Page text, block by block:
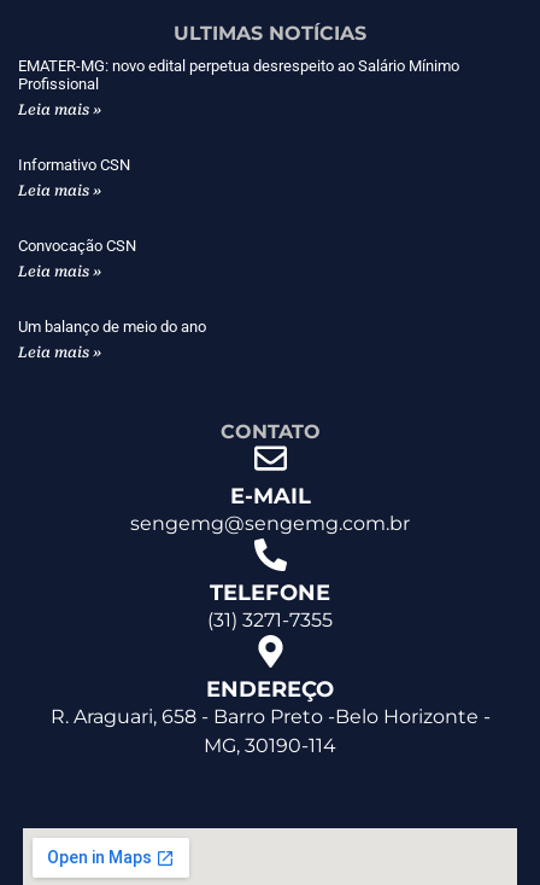
ULTIMAS NOTÍCIAS
EMATER-MG: novo edital perpetua desrespeito ao Salário Mínimo
Profissional
Leia mais »
Informativo CSN
Leia mais »
Convocação CSN
Leia mais »
Um balanço de meio do ano
Leia mais »
CONTATO
E-MAIL
sengemg@sengemg.com.br
TELEFONE
(31) 3271-7355
ENDEREÇO
R. Araguari, 658 - Barro Preto -Belo Horizonte -
MG, 30190-114